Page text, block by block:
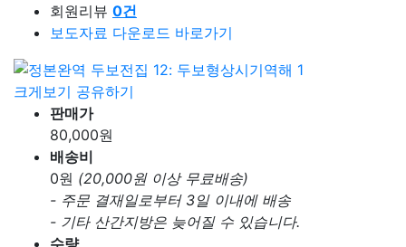
회원리뷰 0건
보도자료 다운로드 바로가기
크게보기 공유하기
판매가
80,000원
배송비
0원 (20,000원 이상 무료배송)
- 주문 결재일로부터 3일 이내에 배송
- 기타 산간지방은 늦어질 수 있습니다.